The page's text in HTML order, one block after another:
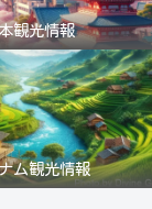
観光情報
ム観光情報